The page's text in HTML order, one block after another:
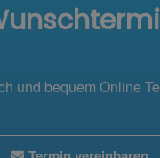
und bequem Online